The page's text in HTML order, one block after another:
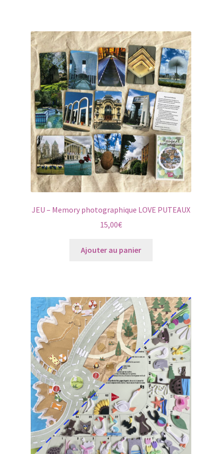
JEU – Memory photographique LOVE PUTEAUX
15,00€
Ajouter au panier